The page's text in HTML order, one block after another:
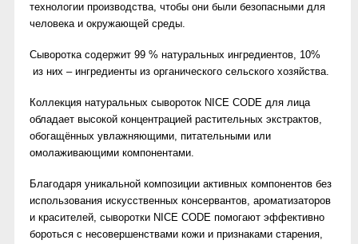
технологии производства, чтобы они были безопасными для
человека и окружающей среды.
Сыворотка содержит 99 % натуральных ингредиентов, 10%
из них – ингредиенты из органического сельского хозяйства.
Коллекция натуральных сывороток NICE CODE для лица
обладает высокой концентрацией растительных экстрактов,
обогащённых увлажняющими, питательными или
омолаживающими компонентами.
Благодаря уникальной композиции активных компонентов без
использования искусственных консервантов, ароматизаторов
и красителей, сыворотки NICE CODE помогают эффективно
бороться с несовершенствами кожи и признаками старения,